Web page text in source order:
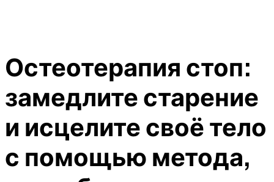
Остеотерапия стоп:
замедлите старение
и исцелите своё тело
с помощью метода,